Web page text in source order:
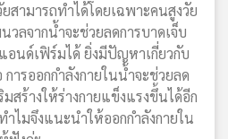
สามารถทำได้โดยเฉพาะคนสูงวัย
ลจากน้ำจะช่วยลดการบาดเจ็บ
อนด์เฟิร์มได้ ยิ่งมีปัญหาเกี่ยวกับ
ารออกกำลังกายในน้ำจะช่วยลด
ร้างให้ร่างกายแข็งแรงขึ้นได้อีก
ไมจึงแนะนำให้ออกกำลังกายใน